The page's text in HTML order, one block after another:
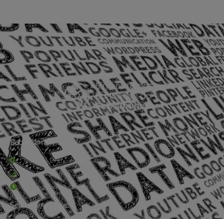
Sede Barra Mansa
Rua Rio Branco, nº107 (2º andar), Centro - Cep: 27.330-030
(24) 3323-2848 ou (24) 3323-2500
De segunda à sexta-feira , das 9h às 17h.
Sede Campestre: